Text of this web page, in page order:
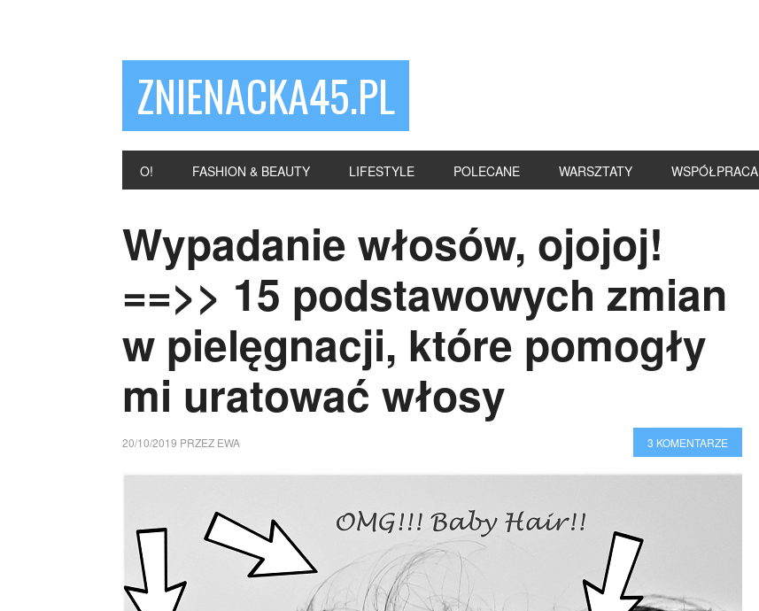
ZNIENACKA45.PL
O! FASHION & BEAUTY LIFESTYLE POLECANE WARSZTATY WSPÓŁPRACA
Wypadanie włosów, ojojoj!
==>> 15 podstawowych zmian
w pielęgnacji, które pomogły
mi uratować włosy
20/10/2019 PRZEZ EWA 3 KOMENTARZE